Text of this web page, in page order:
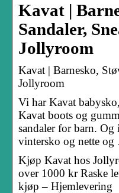
Kavat |
Sandaler,
Jollyroom
Kavat | Barnesko,
Jollyroom
Vi har Kavat
Kavat boots og
sandaler for barn.
vintersko og nette
Kjøp Kavat hos
over 1000 kr Raske
kjøp – Hjemlevering